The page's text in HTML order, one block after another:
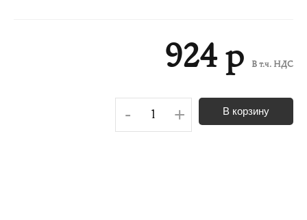
924 р В т.ч. НДС
- + В корзину